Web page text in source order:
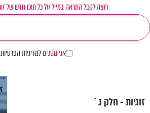
רוצה לקבל התראה במייל על כל תוכן חדש של
אני מסכיםלמדיניות הפרטיות
זוגיות - חלק ג`